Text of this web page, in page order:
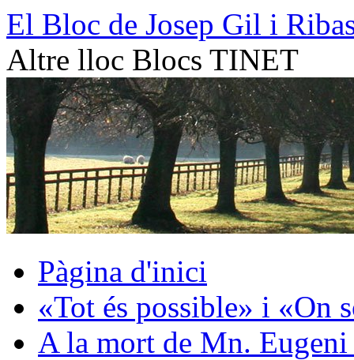
Vés
al
contingut
El Bloc de Josep Gil i
Altre lloc Blocs TINET
Pàgina d'inici
«Tot és possible» i «On
A la mort de Mn. Eugeni